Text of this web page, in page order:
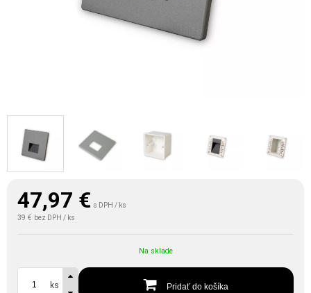
47,97 € s DPH / ks
39 € bez DPH / ks
Na sklade
ks Pridať do košíka